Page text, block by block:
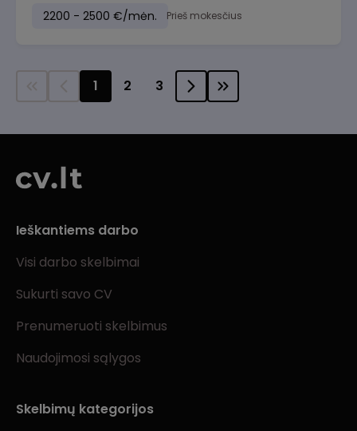
2200 - 2500 €/mėn. Prieš mokesčius
1 2 3
Ieškantiems darbo
Visi darbo skelbimai
Sukurti savo CV
Prenumeruoti skelbimus
Naudojimosi sąlygos
Skelbimų kategorijos